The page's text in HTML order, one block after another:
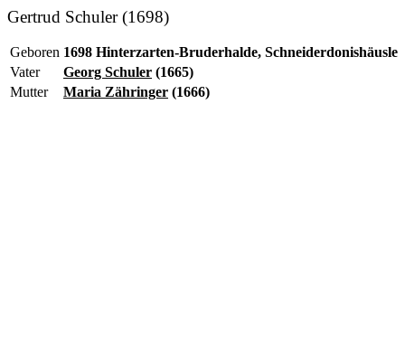
Gertrud Schuler (1698)
Geboren 1698 Hinterzarten-Bruderhalde, Schneiderdonishäusle
Vater
Georg Schuler (1665)
Mutter
Maria Zähringer (1666)